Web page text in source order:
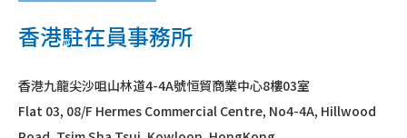
香港駐在員事務所
香港九龍尖沙咀山林道4-4A號恒貿商業中心8樓03室
Flat 03, 08/F Hermes Commercial Centre, No4-4A, Hillwood